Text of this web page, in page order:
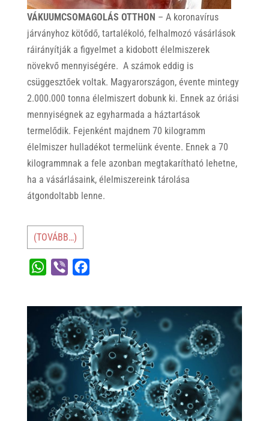
VÁKUUMCSOMAGOLÁS OTTHON – A koronavírus
járványhoz kötődő, tartalékoló, felhalmozó vásárlások
ráirányítják a figyelmet a kidobott élelmiszerek
növekvő mennyiségére. A számok eddig is
csüggesztőek voltak. Magyarországon, évente mintegy
2.000.000 tonna élelmiszert dobunk ki. Ennek az óriási
mennyiségnek az egyharmada a háztartások
termelődik. Fejenként majdnem 70 kilogramm
élelmiszer hulladékot termelünk évente. Ennek a 70
kilogrammnak a fele azonban megtakarítható lehetne,
ha a vásárlásaink, élelmiszereink tárolása
átgondoltabb lenne.
(TOVÁBB…)
p
p
e
r
e
b
o
o
k